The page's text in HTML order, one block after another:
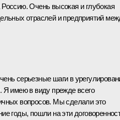
Очень высокая и глубокая
отраслей и предприятий
серьезные шаги в
Я имею в виду прежде всего
вопросов. Мы сделали это
годы, пошли на эти